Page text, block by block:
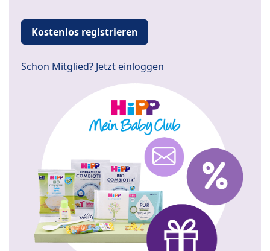
Kostenlos registrieren
Schon Mitglied? Jetzt einloggen